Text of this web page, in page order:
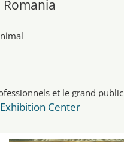
Romania
et le grand public
Center